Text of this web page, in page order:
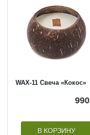
WAX-11 Свеча «Кокос»
990
В КОРЗИНУ